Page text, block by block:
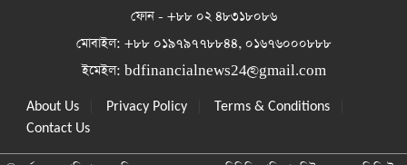
ফোন - +৮৮ ০২ ৪৮৩১৮০৮৬
মোবাইল: +৮৮ ০১৯৭৯৭৭৮৮৪৪, ০১৬৭৬০০০৮৮৮
ইমেইল: bdfinancialnews24@gmail.com
About Us Privacy Policy Terms & Conditions
Contact Us